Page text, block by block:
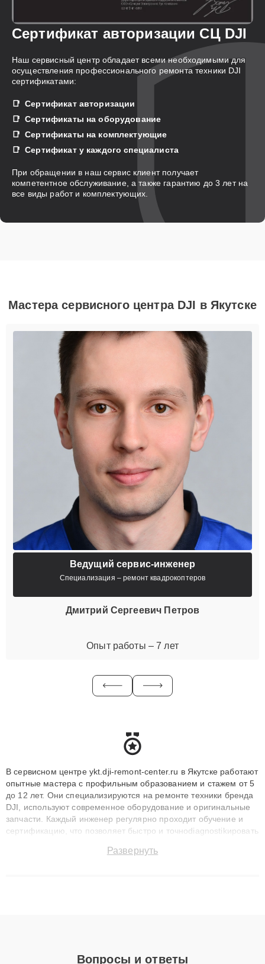
Сертификат авторизации СЦ DJI
Наш сервисный центр обладает всеми необходимыми для
осуществления профессионального ремонта техники DJI
сертификатами:
Сертификат авторизации
Сертификаты на оборудование
Сертификаты на комплектующие
Сертификат у каждого специалиста
При обращении в наш сервис клиент получает
компетентное обслуживание, а также гарантию до 3 лет на
все виды работ и комплектующих.
Мастера сервисного центра DJI в Якутске
Ведущий сервис-инженер
Специализация – ремонт квадрокоптеров
Дмитрий Сергеевич Петров
Опыт работы – 7 лет
В сервисном центре ykt.dji-remont-center.ru в Якутске работают
опытные мастера с профильным образованием и стажем от 5
до 12 лет. Они специализируются на ремонте техники бренда
DJI, используют современное оборудование и оригинальные
запчасти. Каждый инженер регулярно проходит обучение и
сертификацию, что позволяет быстро и точноdiagnostikировать
до 3 лет. Наши мастера решают сложные случаи: от замены
Развернуть
Вопросы и ответы